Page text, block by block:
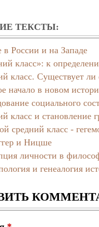
ТЕКСТЫ:
России и на Западе
класс»: к
класс. Существует ли
начало в новом
социального
класс и становление
средний класс -
и Ницше
личности в
и генеалогия